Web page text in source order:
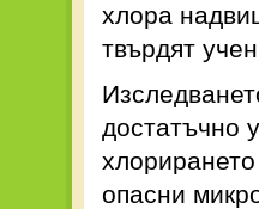
хлора
твърдят
достатъчно
опасни